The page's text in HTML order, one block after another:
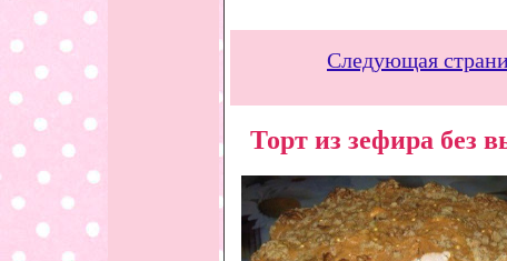
Следующая
Торт из зефира без